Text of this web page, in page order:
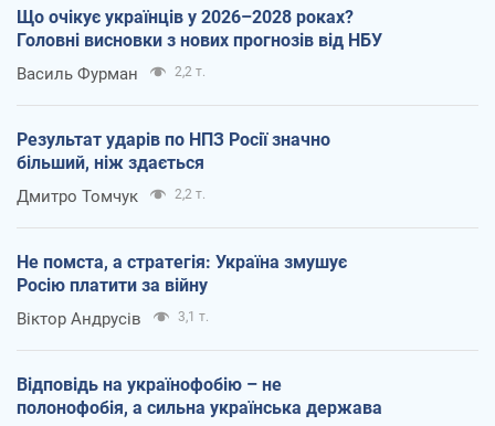
Що очікує українців у 2026–2028 роках?
Головні висновки з нових прогнозів від НБУ
Василь Фурман 2,2 т.
Результат ударів по НПЗ Росії значно
більший, ніж здається
Дмитро Томчук 2,2 т.
Не помста, а стратегія: Україна змушує
Росію платити за війну
Віктор Андрусів 3,1 т.
Відповідь на українофобію – не
полонофобія, а сильна українська держава